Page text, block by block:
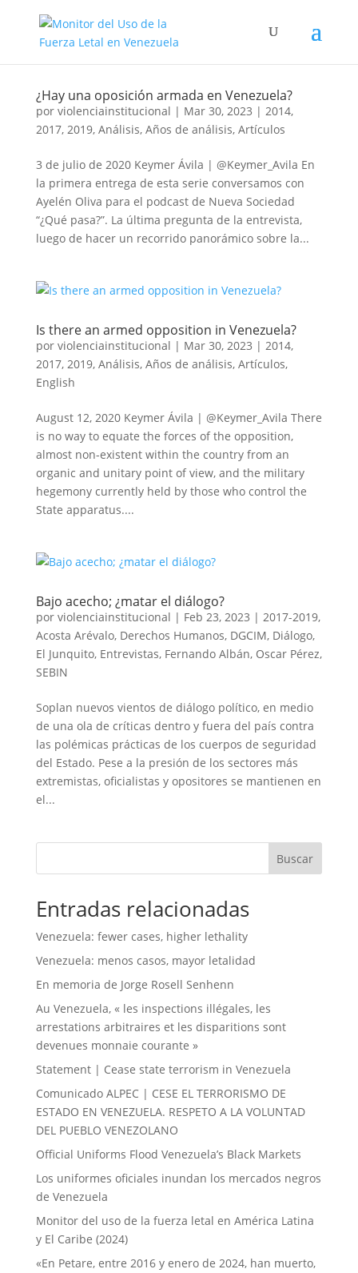
¿Hay una oposición armada en Venezuela?
por violenciainstitucional | Mar 30, 2023 | 2014,
2017, 2019, Análisis, Años de análisis, Artículos
3 de julio de 2020 Keymer Ávila | @Keymer_Avila En
la primera entrega de esta serie conversamos con
Ayelén Oliva para el podcast de Nueva Sociedad
“¿Qué pasa?”. La última pregunta de la entrevista,
luego de hacer un recorrido panorámico sobre la...
Is there an armed opposition in Venezuela?
por violenciainstitucional | Mar 30, 2023 | 2014,
2017, 2019, Análisis, Años de análisis, Artículos,
English
August 12, 2020 Keymer Ávila | @Keymer_Avila There
is no way to equate the forces of the opposition,
almost non-existent within the country from an
organic and unitary point of view, and the military
hegemony currently held by those who control the
State apparatus....
Bajo acecho; ¿matar el diálogo?
por violenciainstitucional | Feb 23, 2023 | 2017-2019,
Acosta Arévalo, Derechos Humanos, DGCIM, Diálogo,
El Junquito, Entrevistas, Fernando Albán, Oscar Pérez,
SEBIN
Soplan nuevos vientos de diálogo político, en medio
de una ola de críticas dentro y fuera del país contra
las polémicas prácticas de los cuerpos de seguridad
del Estado. Pese a la presión de los sectores más
extremistas, oficialistas y opositores se mantienen en
el...
Buscar
Entradas relacionadas
Venezuela: fewer cases, higher lethality
Venezuela: menos casos, mayor letalidad
En memoria de Jorge Rosell Senhenn
Au Venezuela, « les inspections illégales, les
arrestations arbitraires et les disparitions sont
devenues monnaie courante »
Statement | Cease state terrorism in Venezuela
Comunicado ALPEC | CESE EL TERRORISMO DE
ESTADO EN VENEZUELA. RESPETO A LA VOLUNTAD
DEL PUEBLO VENEZOLANO
Official Uniforms Flood Venezuela’s Black Markets
Los uniformes oficiales inundan los mercados negros
de Venezuela
Monitor del uso de la fuerza letal en América Latina
y El Caribe (2024)
«En Petare, entre 2016 y enero de 2024, han muerto,